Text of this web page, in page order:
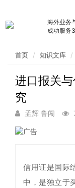
海外业务
成功服务
首页 知识文库
进口报关
究
孟辉 鲁闯
信用证是国际
中，是独立于